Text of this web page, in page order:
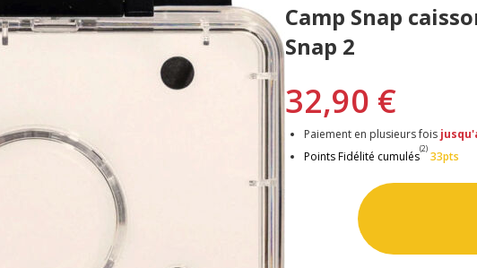
Camp Snap
Snap 2
32,90 €
Paiement en plusieurs fois
Points Fidélité cumulés
(2)
33pts